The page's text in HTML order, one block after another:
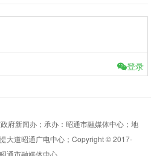
登录
府新闻办；承办：昭通市融媒体中心；地
大道昭通广电中心；Copyright © 2017-
通市融媒体中心